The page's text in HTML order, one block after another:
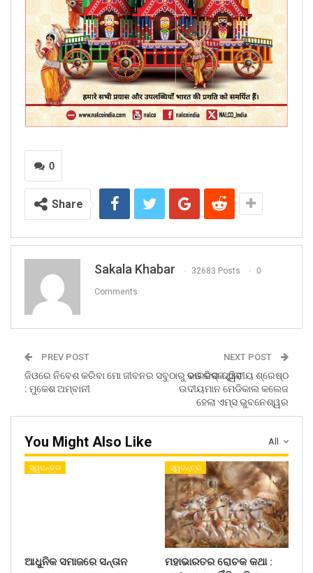
0
Share
Sakala Khabar 32683 Posts 0
Comments
PREV POST
ଜିଓରେ ନିବେଶ କରିବା ମୋ ଜୀବନର ସବୁଠାରୁ ବଡ ରିସ୍କ ଥିଲା
: ମୁକେଶ ଅମ୍ବାନୀ
NEXT POST
ଭାରତର ଦ୍ୱିତୀୟ ଶ୍ରେଷ୍ଠ
ଉଦୀୟମାନ ମେଡିକାଲ କଲେଜ
ହେଲା ଏମ୍ସ ଭୁବନେଶ୍ୱର
All
You Might Also Like
ସ୍ୱତନ୍ତ୍ର
ଆଧୁନିକ ସମାଜରେ ସନ୍ତାନ
ସ୍ୱତନ୍ତ୍ର
ମହାଭାରତର ରୋଚକ କଥା :